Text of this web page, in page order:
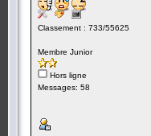
Classement : 733/55625
Membre Junior
Hors ligne
Messages: 58